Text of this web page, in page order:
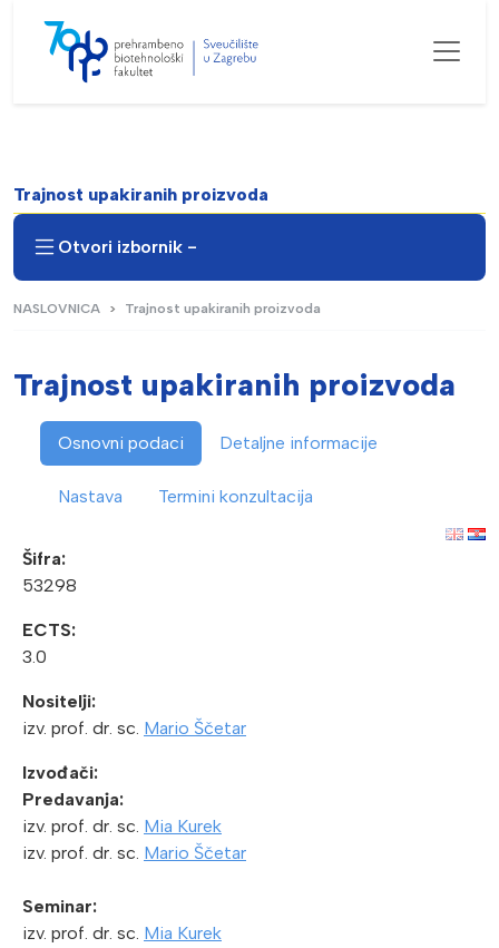
Trajnost upakiranih proizvoda
Otvori izbornik -
NASLOVNICA Trajnost upakiranih proizvoda
Trajnost upakiranih proizvoda
Osnovni podaci Detaljne informacije
Nastava Termini konzultacija
Šifra:
53298
ECTS:
3.0
Nositelji:
izv. prof. dr. sc. Mario Ščetar
Izvođači:
Predavanja:
izv. prof. dr. sc. Mia Kurek
izv. prof. dr. sc. Mario Ščetar
Seminar:
izv. prof. dr. sc. Mia Kurek